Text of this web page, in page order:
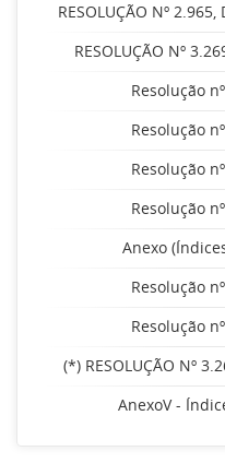
RESOLUÇÃO Nº 2.965,
RESOLUÇÃO Nº
Resolução
Resolução
Resolução
Resolução
Anexo
Resolução
Resolução
(*) RESOLUÇÃO Nº
AnexoV -